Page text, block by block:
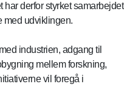
derfor styrket samarbejdet
med udviklingen.
industrien, adgang til
mellem forskning,
vil foregå i